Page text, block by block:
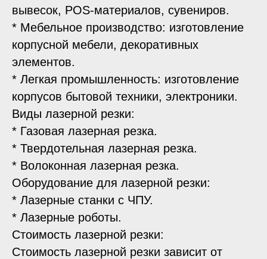
вывесок, POS-материалов, сувениров.
* Мебельное производство: изготовление
корпусной мебели, декоративных
элементов.
* Легкая промышленность: изготовление
корпусов бытовой техники, электроники.
Виды лазерной резки:
* Газовая лазерная резка.
* Твердотельная лазерная резка.
* Волоконная лазерная резка.
Оборудование для лазерной резки:
* Лазерные станки с ЧПУ.
* Лазерные роботы.
Стоимость лазерной резки:
Стоимость лазерной резки зависит от